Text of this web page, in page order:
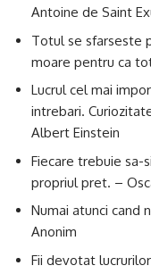
Antoine de Saint
Totul se sfarseste
moare pentru ca
Lucrul cel mai
intrebari.
Albert Einstein
Fiecare trebuie sa-
propriul pret. –
Numai atunci cand
Anonim
Fii devotat